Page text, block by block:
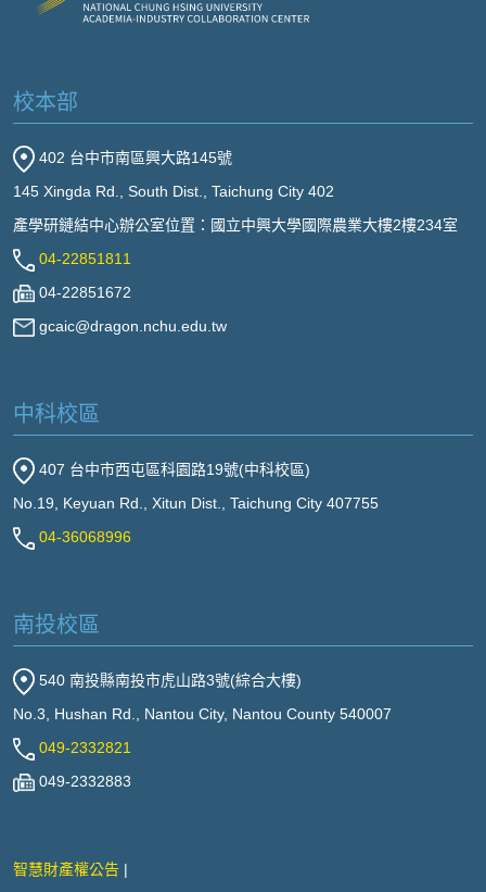
校本部
402 台中市南區興大路145號
145 Xingda Rd., South Dist., Taichung City 402
產學研鏈結中心辦公室位置：國立中興大學國際農業大樓2樓234室
04-22851811
04-22851672
gcaic@dragon.nchu.edu.tw
中科校區
407 台中市西屯區科園路19號(中科校區)
No.19, Keyuan Rd., Xitun Dist., Taichung City 407755
04-36068996
南投校區
540 南投縣南投市虎山路3號(綜合大樓)
No.3, Hushan Rd., Nantou City, Nantou County 540007
049-2332821
049-2332883
智慧財產權公告